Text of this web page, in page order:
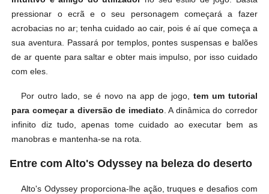
pressionar o ecrã e o seu personagem começará a fazer
acrobacias no ar; tenha cuidado ao cair, pois é aí que começa a
sua aventura. Passará por templos, pontes suspensas e balões
de ar quente para saltar e obter mais impulso, por isso cuidado
com eles.
Por outro lado, se é novo na app de jogo, tem um tutorial
para começar a diversão de imediato . A dinâmica do corredor
infinito diz tudo, apenas tome cuidado ao executar bem as
manobras e mantenha-se na rota.
Entre com Alto's Odyssey na beleza do deserto
Alto's Odyssey proporciona-lhe ação, truques e desafios com